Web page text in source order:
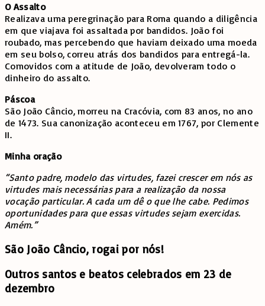
O Assalto
Realizava uma peregrinação para Roma quando a diligência
em que viajava foi assaltada por bandidos. João foi
roubado, mas percebendo que haviam deixado uma moeda
em seu bolso, correu atrás dos bandidos para entregá-la.
Comovidos com a atitude de João, devolveram todo o
dinheiro do assalto.
Páscoa
São João Câncio, morreu na Cracóvia, com 83 anos, no ano
de 1473. Sua canonização aconteceu em 1767, por Clemente
II.
Minha oração
“Santo padre, modelo das virtudes, fazei crescer em nós as
virtudes mais necessárias para a realização da nossa
vocação particular. A cada um dê o que lhe cabe. Pedimos
oportunidades para que essas virtudes sejam exercidas.
Amém.”
São João Câncio, rogai por nós!
Outros santos e beatos celebrados em 23 de
dezembro